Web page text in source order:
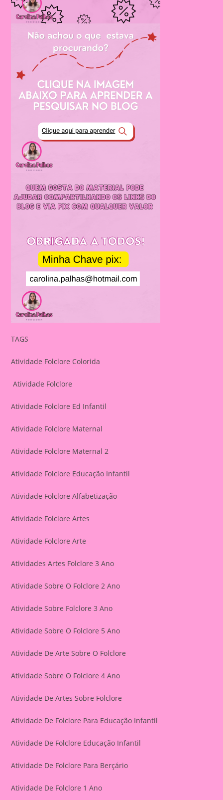
TAGS
Atividade Folclore Colorida
Atividade Folclore
Atividade Folclore Ed Infantil
Atividade Folclore Maternal
Atividade Folclore Maternal 2
Atividade Folclore Educação Infantil
Atividade Folclore Alfabetização
Atividade Folclore Artes
Atividade Folclore Arte
Atividades Artes Folclore 3 Ano
Atividade Sobre O Folclore 2 Ano
Atividade Sobre Folclore 3 Ano
Atividade Sobre O Folclore 5 Ano
Atividade De Arte Sobre O Folclore
Atividade Sobre O Folclore 4 Ano
Atividade De Artes Sobre Folclore
Atividade De Folclore Para Educação Infantil
Atividade De Folclore Educação Infantil
Atividade De Folclore Para Berçário
Atividade De Folclore 1 Ano